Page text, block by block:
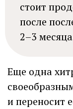
стоит
после
2–3
Еще одна
и переносит